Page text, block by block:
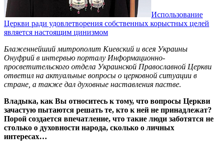
Использование
Церкви ради удовлетворения собственных корыстных целей
является настоящим цинизмом
Блаженнейший митрополит Киевский и всея Украины
Онуфрий в интервью порталу Информационно-
просветительского отдела Украинской Православной Церкви
ответил на актуальные вопросы о церковной ситуации в
стране, а также дал духовные наставления пастве.
Владыка, как Вы относитесь к тому, что вопросы Церкви
зачастую пытаются решать те, кто к ней не принадлежат?
Порой создается впечатление, что такие люди заботятся не
столько о духовности народа, сколько о личных
интересах…